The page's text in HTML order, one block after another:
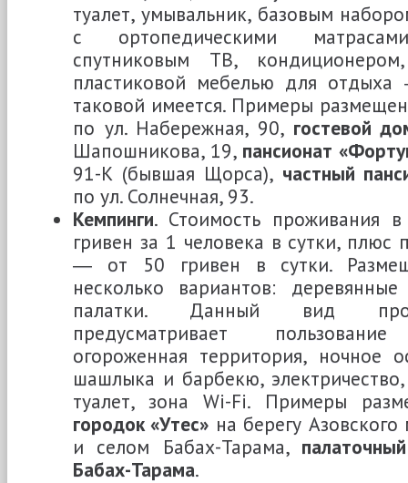
туалет, умывальник, базовым
с ортопедическими
спутниковым ТВ,
пластиковой мебелью для
таковой имеется. Примеры
по ул. Набережная, 90, гостевой
Шапошникова, 19, пансионат
91-К (бывшая Щорса), частный
по ул. Солнечная, 93.
Кемпинги. Стоимость проживания
гривен за 1 человека в сутки, плюс
― от 50 гривен в сутки.
несколько вариантов:
палатки. Данный вид
предусматривает пользование
огороженная территория, ночное
шашлыка и барбекю,
туалет, зона Wi-Fi. Примеры
городок «Утес» на берегу
и селом Бабах-Тарама,
Бабах-Тарама.